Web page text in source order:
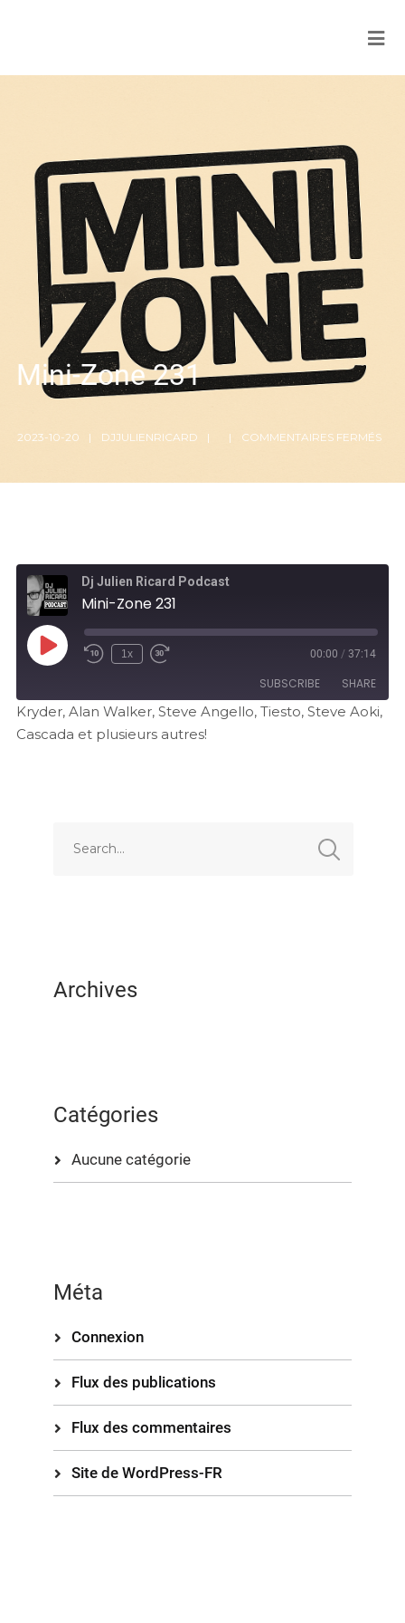
Mini-Zone 231
2023-10-20 DJJULIENRICARD COMMENTAIRES FERMÉS
Dj Julien Ricard Podcast
Mini-Zone 231
1x 00:00 / 37:14
SUBSCRIBE SHARE
SHARE
Kryder, Alan Walker, Steve Angello, Tiesto, Steve Aoki,
Cascada et plusieurs autres!
Archives
Catégories
Aucune catégorie
Méta
Connexion
Flux des publications
Flux des commentaires
Site de WordPress-FR